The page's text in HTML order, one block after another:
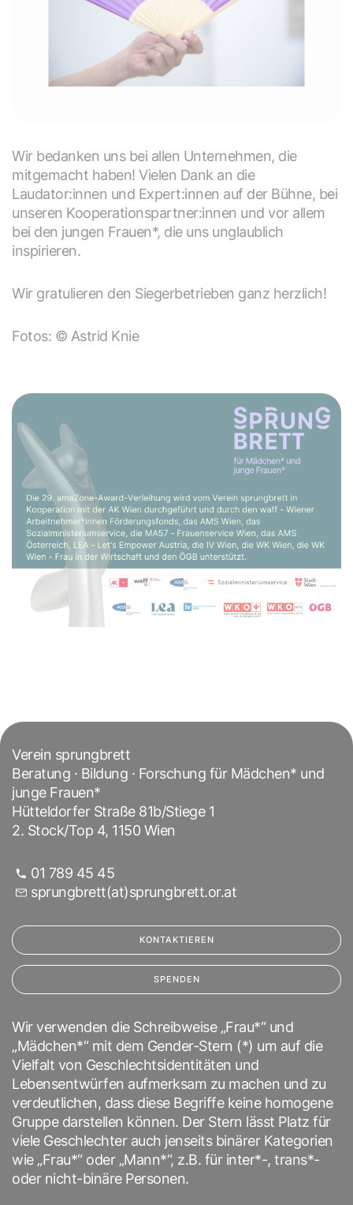
Wir bedanken uns bei allen Unternehmen, die
mitgemacht haben! Vielen Dank an die
Laudator:innen und Expert:innen auf der Bühne, bei
unseren Kooperationspartner:innen und vor allem
bei den jungen Frauen*, die uns unglaublich
inspirieren.
Wir gratulieren den Siegerbetrieben ganz herzlich!
Fotos: © Astrid Knie
Verein sprungbrett
Beratung · Bildung · Forschung für Mädchen* und
junge Frauen*
Hütteldorfer Straße 81b/Stiege 1
2. Stock/Top 4, 1150 Wien
01 789 45 45
sprungbrett(at)sprungbrett.or.at
KONTAKTIEREN
SPENDEN
Wir verwenden die Schreibweise „Frau*“ und
„Mädchen*“ mit dem Gender-Stern (*) um auf die
Vielfalt von Geschlechtsidentitäten und
Lebensentwürfen aufmerksam zu machen und zu
verdeutlichen, dass diese Begriffe keine homogene
Gruppe darstellen können. Der Stern lässt Platz für
viele Geschlechter auch jenseits binärer Kategorien
wie „Frau*“ oder „Mann*“, z.B. für inter*-, trans*-
oder nicht-binäre Personen.